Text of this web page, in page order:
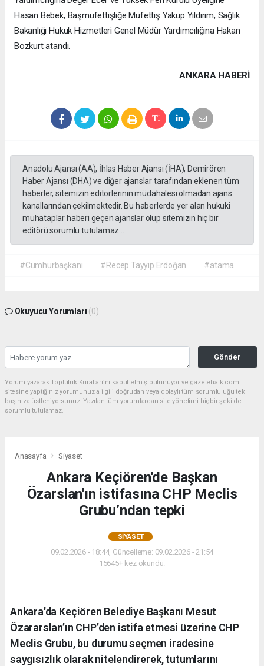
Hasan Bebek, Başmüfettişliğe Müfettiş Yakup Yıldırım, Sağlık
Bakanlığı Hukuk Hizmetleri Genel Müdür Yardımcılığına Hakan
Bozkurt atandı.
ANKARA HABERİ
Anadolu Ajansı (AA), İhlas Haber Ajansı (İHA), Demirören
Haber Ajansı (DHA) ve diğer ajanslar tarafından eklenen tüm
haberler, sitemizin editörlerinin müdahalesi olmadan ajans
kanallarından çekilmektedir. Bu haberlerde yer alan hukuki
muhataplar haberi geçen ajanslar olup sitemizin hiç bir
editörü sorumlu tutulamaz...
#Cumhurbaşkanı #Recep Tayyip Erdoğan #atama
Okuyucu Yorumları (0)
Gönder
Yorum yazarak Topluluk Kuralları’nı kabul etmiş bulunuyor ve gazetehalk.com
sitesine yaptığınız yorumunuzla ilgili doğrudan veya dolaylı tüm sorumluluğu tek
başınıza üstleniyorsunuz. Yazılan tüm yorumlardan site yönetimi hiçbir şekilde
sorumlu tutulamaz.
Anasayfa Siyaset
Ankara Keçiören'de Başkan
Özarslan'ın istifasına CHP Meclis
Grubu’ndan tepki
SIYASET
09.02.2026 - 18:44, Güncelleme: 09.02.2026 - 21:54
15645+ kez okundu.
Ankara'da Keçiören Belediye Başkanı Mesut
Özararslan’ın CHP’den istifa etmesi üzerine CHP
Meclis Grubu, bu durumu seçmen iradesine
saygısızlık olarak nitelendirerek, tutumlarını